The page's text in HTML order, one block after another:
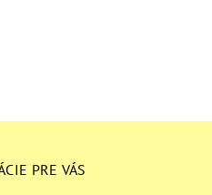
PRE VÁS